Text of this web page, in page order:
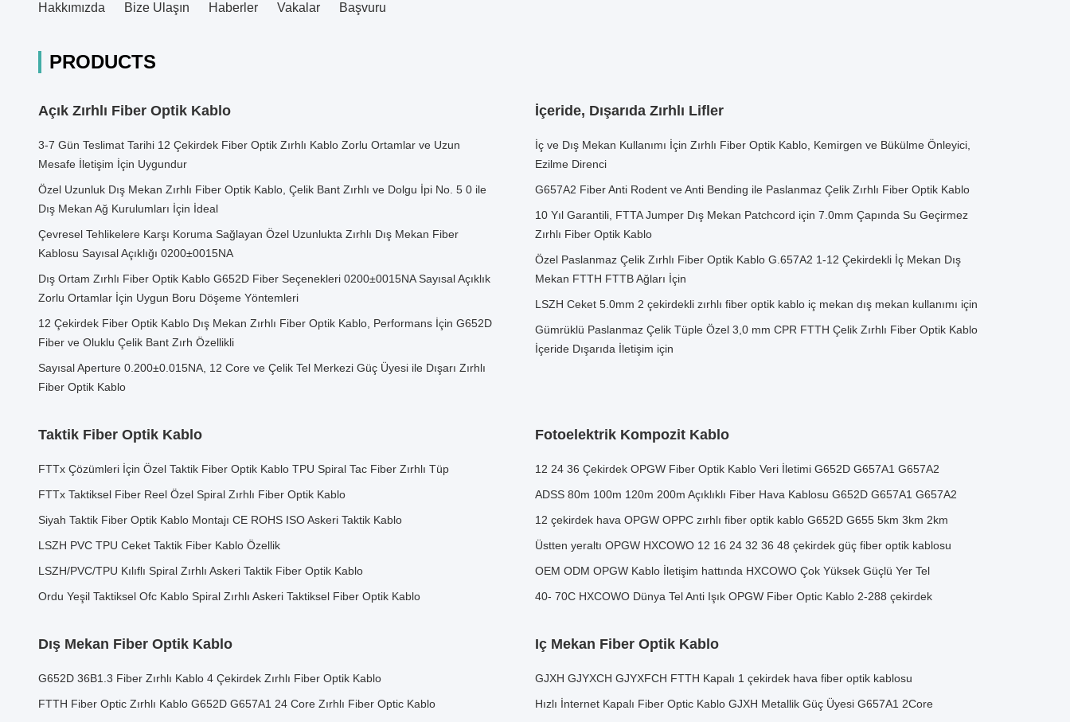
Hakkımızda Bize Ulaşın Haberler Vakalar Başvuru
PRODUCTS
Açık Zırhlı Fiber Optik Kablo
3-7 Gün Teslimat Tarihi 12 Çekirdek Fiber Optik Zırhlı Kablo Zorlu Ortamlar ve Uzun
Mesafe İletişim İçin Uygundur
Özel Uzunluk Dış Mekan Zırhlı Fiber Optik Kablo, Çelik Bant Zırhlı ve Dolgu İpi No. 5 0 ile
Dış Mekan Ağ Kurulumları İçin İdeal
Çevresel Tehlikelere Karşı Koruma Sağlayan Özel Uzunlukta Zırhlı Dış Mekan Fiber
Kablosu Sayısal Açıklığı 0200±0015NA
Dış Ortam Zırhlı Fiber Optik Kablo G652D Fiber Seçenekleri 0200±0015NA Sayısal Açıklık
Zorlu Ortamlar İçin Uygun Boru Döşeme Yöntemleri
12 Çekirdek Fiber Optik Kablo Dış Mekan Zırhlı Fiber Optik Kablo, Performans İçin G652D
Fiber ve Oluklu Çelik Bant Zırh Özellikli
Sayısal Aperture 0.200±0.015NA, 12 Core ve Çelik Tel Merkezi Güç Üyesi ile Dışarı Zırhlı
Fiber Optik Kablo
İçeride, Dışarıda Zırhlı Lifler
İç ve Dış Mekan Kullanımı İçin Zırhlı Fiber Optik Kablo, Kemirgen ve Bükülme Önleyici,
Ezilme Direnci
G657A2 Fiber Anti Rodent ve Anti Bending ile Paslanmaz Çelik Zırhlı Fiber Optik Kablo
10 Yıl Garantili, FTTA Jumper Dış Mekan Patchcord için 7.0mm Çapında Su Geçirmez
Zırhlı Fiber Optik Kablo
Özel Paslanmaz Çelik Zırhlı Fiber Optik Kablo G.657A2 1-12 Çekirdekli İç Mekan Dış
Mekan FTTH FTTB Ağları İçin
LSZH Ceket 5.0mm 2 çekirdekli zırhlı fiber optik kablo iç mekan dış mekan kullanımı için
Gümrüklü Paslanmaz Çelik Tüple Özel 3,0 mm CPR FTTH Çelik Zırhlı Fiber Optik Kablo
İçeride Dışarıda İletişim için
Taktik Fiber Optik Kablo
FTTx Çözümleri İçin Özel Taktik Fiber Optik Kablo TPU Spiral Tac Fiber Zırhlı Tüp
FTTx Taktiksel Fiber Reel Özel Spiral Zırhlı Fiber Optik Kablo
Siyah Taktik Fiber Optik Kablo Montajı CE ROHS ISO Askeri Taktik Kablo
LSZH PVC TPU Ceket Taktik Fiber Kablo Özellik
LSZH/PVC/TPU Kılıflı Spiral Zırhlı Askeri Taktik Fiber Optik Kablo
Ordu Yeşil Taktiksel Ofc Kablo Spiral Zırhlı Askeri Taktiksel Fiber Optik Kablo
Fotoelektrik Kompozit Kablo
12 24 36 Çekirdek OPGW Fiber Optik Kablo Veri İletimi G652D G657A1 G657A2
ADSS 80m 100m 120m 200m Açıklıklı Fiber Hava Kablosu G652D G657A1 G657A2
12 çekirdek hava OPGW OPPC zırhlı fiber optik kablo G652D G655 5km 3km 2km
Üstten yeraltı OPGW HXCOWO 12 16 24 32 36 48 çekirdek güç fiber optik kablosu
OEM ODM OPGW Kablo İletişim hattında HXCOWO Çok Yüksek Güçlü Yer Tel
40- 70C HXCOWO Dünya Tel Anti Işık OPGW Fiber Optic Kablo 2-288 çekirdek
Dış Mekan Fiber Optik Kablo
G652D 36B1.3 Fiber Zırhlı Kablo 4 Çekirdek Zırhlı Fiber Optik Kablo
FTTH Fiber Optic Zırhlı Kablo G652D G657A1 24 Core Zırhlı Fiber Optic Kablo
Iç Mekan Fiber Optik Kablo
GJXH GJYXCH GJYXFCH FTTH Kapalı 1 çekirdek hava fiber optik kablosu
Hızlı İnternet Kapalı Fiber Optic Kablo GJXH Metallik Güç Üyesi G657A1 2Core